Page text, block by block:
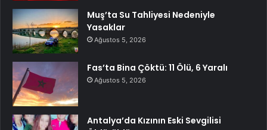
Muş’ta Su Tahliyesi Nedeniyle
Yasaklar
Ağustos 5, 2026
Fas’ta Bina Çöktü: 11 Ölü, 6 Yaralı
Ağustos 5, 2026
Antalya’da Kızının Eski Sevgilisi